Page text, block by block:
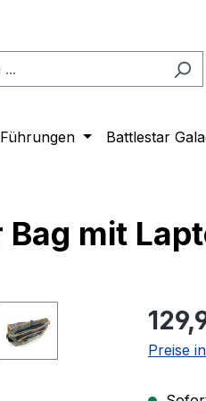
Battlestar
mit
Preise